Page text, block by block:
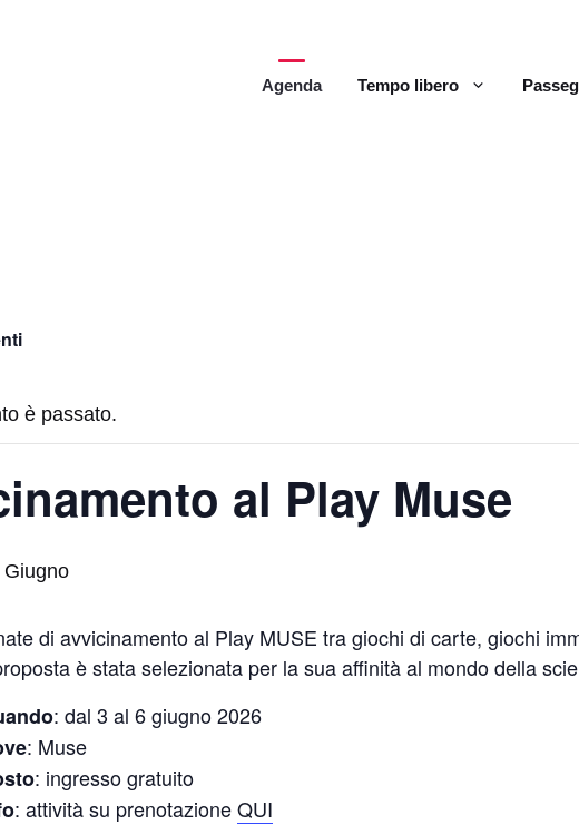
Agenda Tempo libero
è passato.
al Play Muse
Giugno
di avvicinamento al Play MUSE tra giochi di carte, giochi
è stata selezionata per la sua affinità al mondo della
: dal 3 al 6 giugno 2026
: Muse
: ingresso gratuito
: attività su prenotazioneQUI